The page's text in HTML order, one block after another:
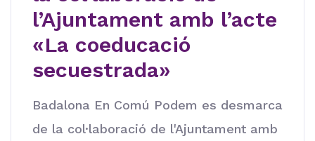
l’Ajuntament amb l’acte
«La coeducació
secuestrada»
Badalona En Comú Podem es desmarca
de la col·laboració de l'Ajuntament amb